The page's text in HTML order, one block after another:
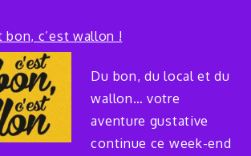
Du bon, du local et du
wallon… votre
aventure gustative
continue ce week-end